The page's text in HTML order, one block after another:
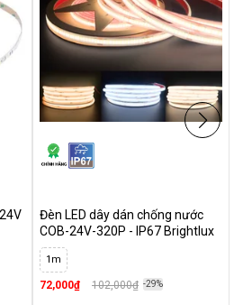
Đèn LED dây dán chống nước
COB-24V-320P - IP67 Brightlux
1m
72,000₫ 102,000₫ -29%